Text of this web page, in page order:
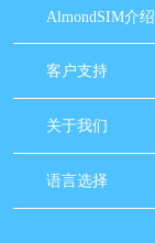
AlmondSIM介绍
客户支持
关于我们
语言选择